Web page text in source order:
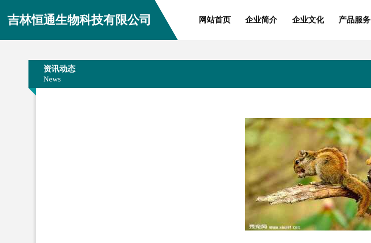
吉林恒通生物科技有限公司 网站首页 企业简介 企业文化 产品服务
资讯动态
News